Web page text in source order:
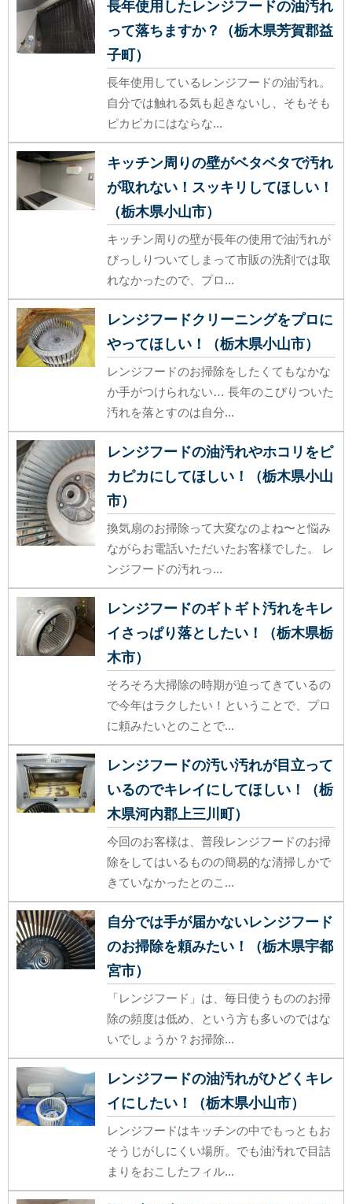
長年使用したレンジフードの油汚れ
って落ちますか？（栃木県芳賀郡益
子町）
長年使用しているレンジフードの油汚れ。
自分では触れる気も起きないし、そもそも
ピカピカにはならな...
キッチン周りの壁がベタベタで汚れ
が取れない！スッキリしてほしい！
（栃木県小山市）
キッチン周りの壁が長年の使用で油汚れが
びっしりついてしまって市販の洗剤では取
れなかったので、プロ...
レンジフードクリーニングをプロに
やってほしい！（栃木県小山市）
レンジフードのお掃除をしたくてもなかな
か手がつけられない… 長年のこびりついた
汚れを落とすのは自分...
レンジフードの油汚れやホコリをピ
カピカにしてほしい！（栃木県小山
市）
換気扇のお掃除って大変なのよね〜と悩み
ながらお電話いただいたお客様でした。 レ
ンジフードの汚れっ...
レンジフードのギトギト汚れをキレ
イさっぱり落としたい！（栃木県栃
木市）
そろそろ大掃除の時期が迫ってきているの
で今年はラクしたい！ということで、プロ
に頼みたいとのことで...
レンジフードの汚い汚れが目立って
いるのでキレイにしてほしい！（栃
木県河内郡上三川町）
今回のお客様は、普段レンジフードのお掃
除をしてはいるものの簡易的な清掃しかで
きていなかったとのこ...
自分では手が届かないレンジフード
のお掃除を頼みたい！（栃木県宇都
宮市）
「レンジフード」は、毎日使うもののお掃
除の頻度は低め、という方も多いのではな
いでしょうか？お掃除...
レンジフードの油汚れがひどくキレ
イにしたい！（栃木県小山市）
レンジフードはキッチンの中でもっともお
そうじがしにくい場所。でも油汚れで目詰
まりをおこしたフィル...